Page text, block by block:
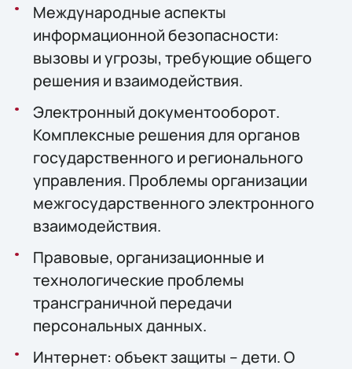
Международные аспекты
информационной безопасности:
вызовы и угрозы, требующие общего
решения и взаимодействия.
Электронный документооборот.
Комплексные решения для органов
государственного и регионального
управления. Проблемы организации
межгосударственного электронного
взаимодействия.
Правовые, организационные и
технологические проблемы
трансграничной передачи
персональных данных.
Интернет: объект защиты – дети. О